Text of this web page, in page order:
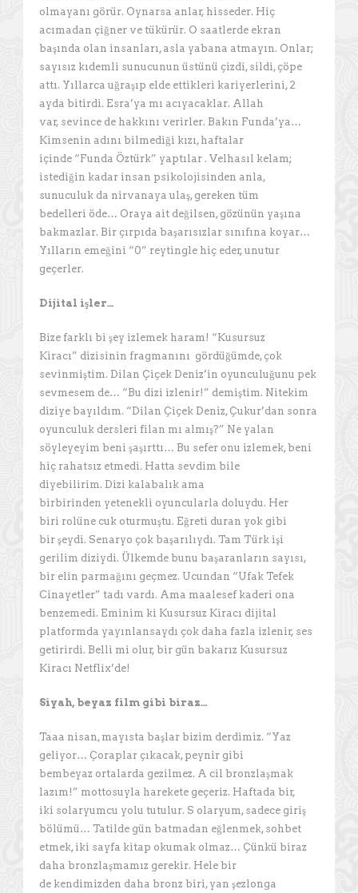
olmayanı görür. Oynarsa anlar, hisseder. Hiç
acımadan çiğner ve tükürür. O saatlerde ekran
başında olan insanları, asla yabana atmayın. Onlar;
sayısız kıdemli sunucunun üstünü çizdi, sildi, çöpe
attı. Yıllarca uğraşıp elde ettikleri kariyerlerini, 2
ayda bitirdi. Esra’ya mı acıyacaklar. Allah
var, sevince de hakkını verirler. Bakın Funda’ya…
Kimsenin adını bilmediği kızı, haftalar
içinde “Funda Öztürk” yaptılar . Velhasıl kelam;
istediğin kadar insan psikolojisinden anla,
sunuculuk da nirvanaya ulaş, gereken tüm
bedelleri öde… Oraya ait değilsen, gözünün yaşına
bakmazlar. Bir çırpıda başarısızlar sınıfına koyar…
Yılların emeğini “0” reytingle hiç eder, unutur
geçerler.
Dijital işler…
Bize farklı bi şey izlemek haram! “Kusursuz
Kiracı” dizisinin fragmanını gördüğümde, çok
sevinmiştim. Dilan Çiçek Deniz’in oyunculuğunu pek
sevmesem de… “Bu dizi izlenir!” demiştim. Nitekim
diziye bayıldım. “Dilan Çiçek Deniz, Çukur’dan sonra
oyunculuk dersleri filan mı almış?” Ne yalan
söyleyeyim beni şaşırttı… Bu sefer onu izlemek, beni
hiç rahatsız etmedi. Hatta sevdim bile
diyebilirim. Dizi kalabalık ama
birbirinden yetenekli oyuncularla doluydu. Her
biri rolüne cuk oturmuştu. Eğreti duran yok gibi
bir şeydi. Senaryo çok başarılıydı. Tam Türk işi
gerilim diziydi. Ülkemde bunu başaranların sayısı,
bir elin parmağını geçmez. Ucundan “Ufak Tefek
Cinayetler” tadı vardı. Ama maalesef kaderi ona
benzemedi. Eminim ki Kusursuz Kiracı dijital
platformda yayınlansaydı çok daha fazla izlenir, ses
getirirdi. Belli mi olur, bir gün bakarız Kusursuz
Kiracı Netflix’de!
Siyah, beyaz film gibi biraz…
Taaa nisan, mayısta başlar bizim derdimiz. “Yaz
geliyor… Çoraplar çıkacak, peynir gibi
bembeyaz ortalarda gezilmez. A cil bronzlaşmak
lazım!” mottosuyla harekete geçeriz. Haftada bir,
iki solaryumcu yolu tutulur. S olaryum, sadece giriş
bölümü… Tatilde gün batmadan eğlenmek, sohbet
etmek, iki sayfa kitap okumak olmaz… Çünkü biraz
daha bronzlaşmamız gerekir. Hele bir
de kendimizden daha bronz biri, yan şezlonga